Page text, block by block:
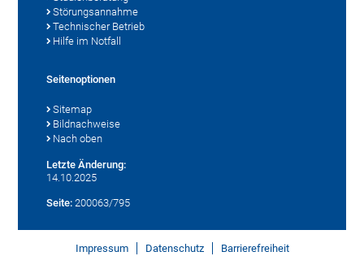
Störungsannahme
Technischer Betrieb
Hilfe im Notfall
Seitenoptionen
Sitemap
Bildnachweise
Nach oben
Letzte Änderung:
14.10.2025
Seite: 200063/795
Impressum Datenschutz Barrierefreiheit